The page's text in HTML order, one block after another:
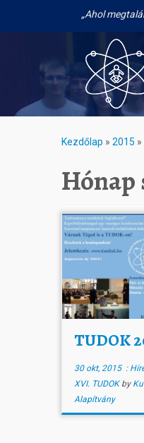
Ahol
Kezdőlap » 2015 »
TUDOK
30 okt, 2015:
XVI. TUDOK by
Alapítvány